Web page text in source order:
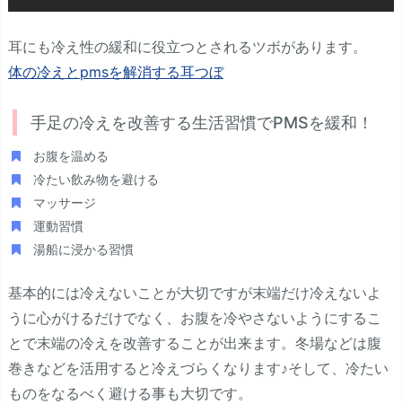
耳にも冷え性の緩和に役立つとされるツボがあります。
体の冷えとpmsを解消する耳つぼ
手足の冷えを改善する生活習慣でPMSを緩和！
お腹を温める
冷たい飲み物を避ける
マッサージ
運動習慣
湯船に浸かる習慣
基本的には冷えないことが大切ですが末端だけ冷えないよ
うに心がけるだけでなく、お腹を冷やさないようにするこ
とで末端の冷えを改善することが出来ます。冬場などは腹
巻きなどを活用すると冷えづらくなります♪そして、冷たい
ものをなるべく避ける事も大切です。